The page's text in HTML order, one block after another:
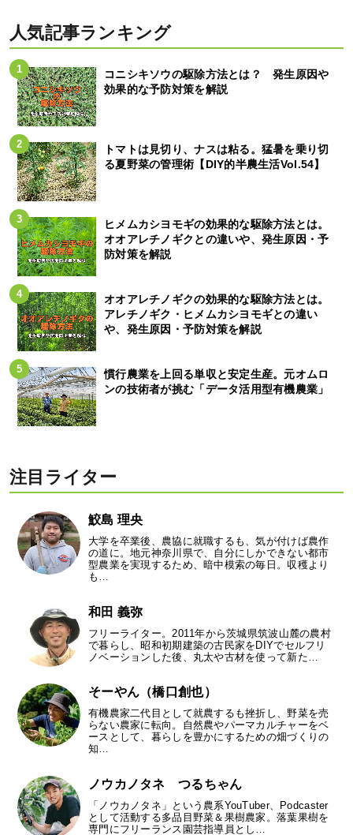
人気記事ランキング
コニシキソウの駆除方法とは？ 発生原因や
効果的な予防対策を解説
トマトは見切り、ナスは粘る。猛暑を乗り切
る夏野菜の管理術【DIY的半農生活Vol.54】
ヒメムカシヨモギの効果的な駆除方法とは。
オオアレチノギクとの違いや、発生原因・予
防対策を解説
オオアレチノギクの効果的な駆除方法とは。
アレチノギク・ヒメムカシヨモギとの違い
や、発生原因・予防対策を解説
慣行農業を上回る単収と安定生産。元オムロ
ンの技術者が挑む「データ活用型有機農業」
注目ライター
鮫島 理央
大学を卒業後、農協に就職するも、気が付けば農作
の道に。地元神奈川県で、自分にしかできない都市
型農業を実現するため、暗中模索の毎日。収穫より
も…
和田 義弥
フリーライター。2011年から茨城県筑波山麓の農村
で暮らし、昭和初期建築の古民家をDIYでセルフリ
ノベーションした後、丸太や古材を使って新た…
そーやん（橋口創也）
有機農家二代目として就農するも挫折し、野菜を売
らない農家に転向。自然農やパーマカルチャーをベ
ースとして、暮らしを豊かにするための畑づくりの
知…
ノウカノタネ つるちゃん
「ノウカノタネ」という農系YouTuber、Podcaster
として活動する多品目野菜＆果樹農家。落葉果樹を
専門にフリーランス園芸指導員とし…